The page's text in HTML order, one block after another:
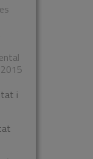
2015
i